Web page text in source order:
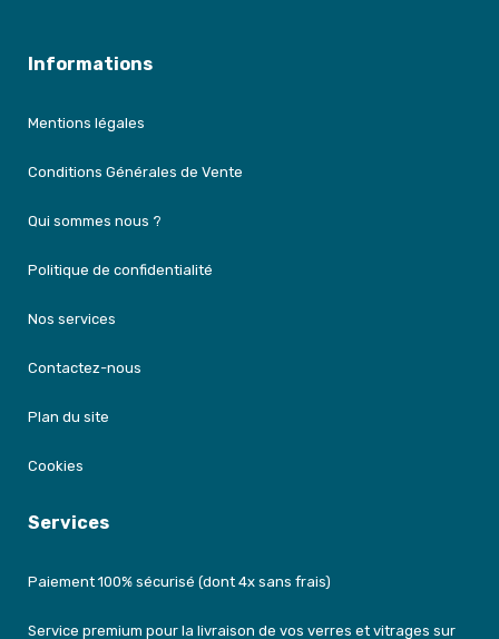
Informations
Mentions légales
Conditions Générales de Vente
Qui sommes nous ?
Politique de confidentialité
Nos services
Contactez-nous
Plan du site
Cookies
Services
Paiement 100% sécurisé (dont 4x sans frais)
Service premium pour la livraison de vos verres et vitrages sur